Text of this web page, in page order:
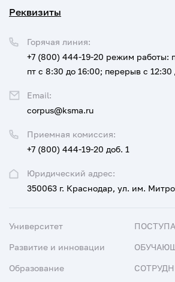
Реквизиты
Юридический адрес:
350063 г. Краснодар, ул. им.
Приемная комиссия:
+7 (800) 444-19-20 доб. 1
Горячая линия:
+7 (800) 444-19-20 режим работы:
пт с 8:30 до 16:00; перерыв с 12:30
Email:
corpus@ksma.ru
Университет
Развитие и инновации
Образование